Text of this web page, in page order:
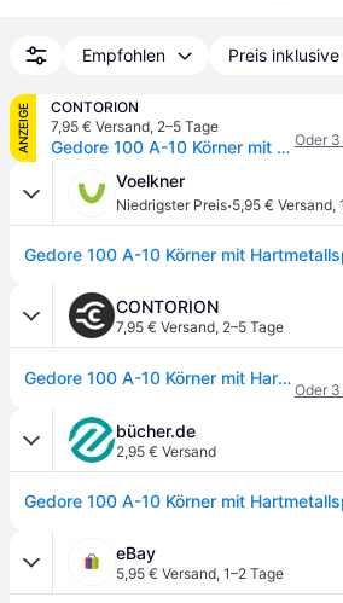
Empfohlen Preis
ANZEIGE
CONTORION
7,95 € Versand, 2–5 Tage
Gedore 100 A-10 Körner mit Hartmetallspitze 120x10x4 mm Oder
Voelkner
Niedrigster Preis·5,95 € Versand,
CONTORION
7,95 € Versand, 2–5 Tage
Gedore 100 A-10 Körner mit Hartmetallspitze 120x10x4 mm
Oder
bücher.de
2,95 € Versand
eBay
5,95 € Versand, 1–2 Tage